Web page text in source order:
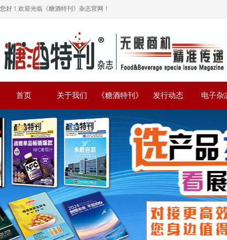
您好！欢迎光临《糖酒特刊》杂志官网！
首页 关于我们 《糖酒特刊》 发行动态 电子杂